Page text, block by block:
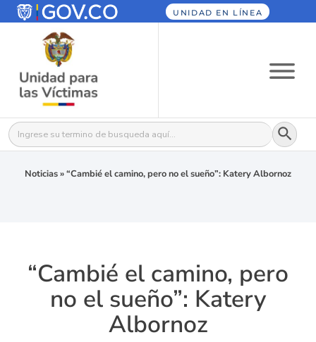
UNIDAD EN LÍNEA
Buscar: Botón
Noticias»“Cambié el camino, pero no el sueño”: Katery Albornoz
“Cambié el camino, pero
no el sueño”: Katery
Albornoz